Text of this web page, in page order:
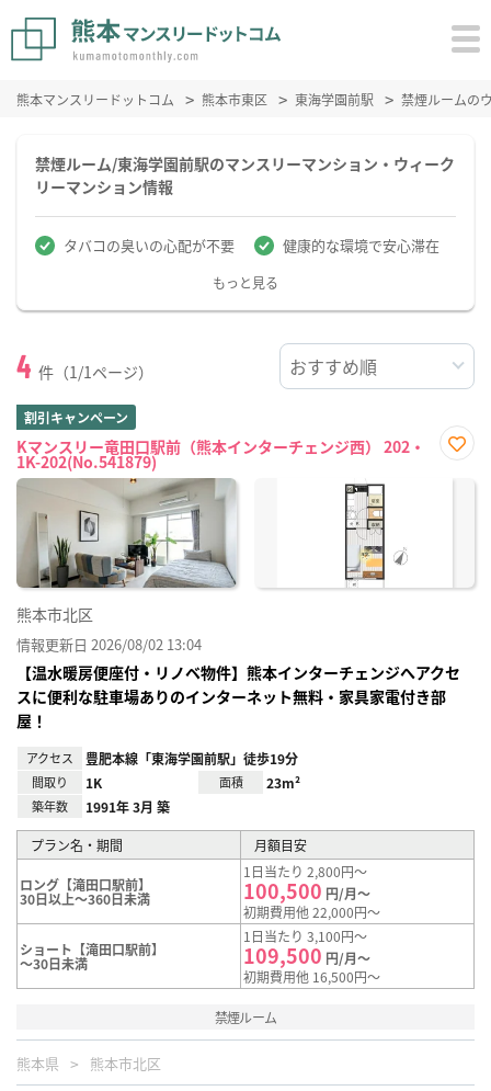
熊本マンスリードットコム 熊本市東区 東海学園前駅 禁煙ルームの
禁煙ルーム/東海学園前駅のマンスリーマンション・ウィーク
リーマンション情報
タバコの臭いの心配が不要 健康的な環境で安心滞在
もっと見る
4 件（1/1ページ）
割引キャンペーン
Kマンスリー竜田口駅前（熊本インターチェンジ西） 202・
1K-202(No.541879)
に入
熊本市北区
情報更新日 2026/08/02 13:04
【温水暖房便座付・リノベ物件】熊本インターチェンジへアクセ
スに便利な駐車場ありのインターネット無料・家具家電付き部
屋！
アクセス 豊肥本線「東海学園前駅」徒歩19分
間取り 1K 面積 23m²
築年数 1991年 3月 築
プラン名・期間 月額目安
ロング【滝田口駅前】
30日以上～360日未満
1日当たり 2,800円～
100,500 円/月～
初期費用他 22,000円～
ショート【滝田口駅前】
～30日未満
1日当たり 3,100円～
109,500 円/月～
初期費用他 16,500円～
禁煙ルーム
熊本県 熊本市北区